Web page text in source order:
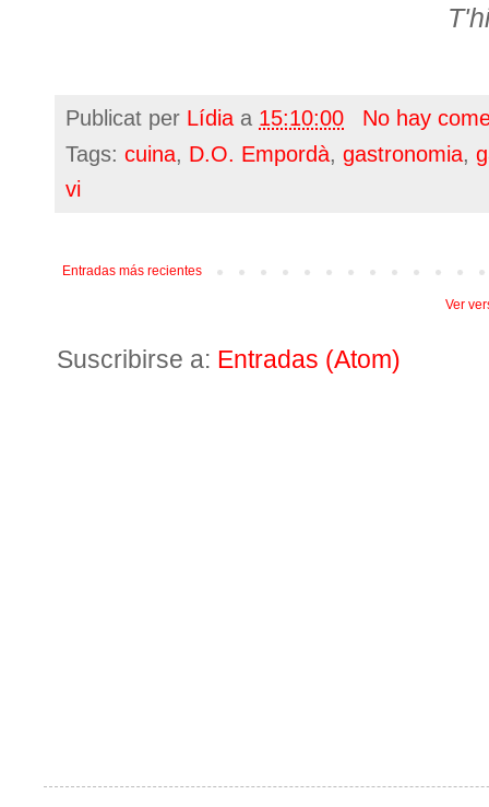
Publicat per Lídia a 15:10:00
No hay
Tags: cuina, D.O. Empordà, gastronomia,
vi
Entradas más recientes
Ver
Suscribirse a: Entradas (Atom)